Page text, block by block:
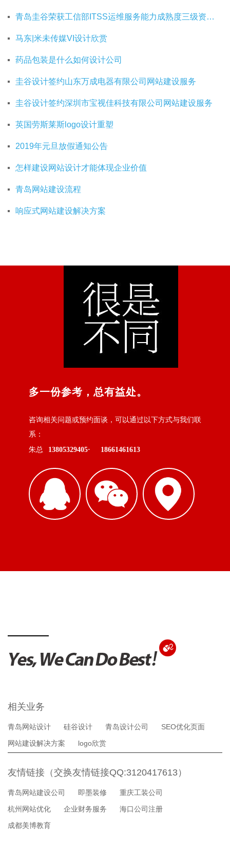
青岛圭谷荣获工信部ITSS运维服务能力成熟度三级资质证书
马东|米未传媒VI设计欣赏
药品包装是什么如何设计公司
圭谷设计签约山东万成电器有限公司网站建设服务
圭谷设计签约深圳市宝视佳科技有限公司网站建设服务
英国劳斯莱斯logo设计重塑
2019年元旦放假通知公告
怎样建设网站设计才能体现企业价值
青岛网站建设流程
响应式网站建设解决方案
多一份参考，总有益处。
咨询相关问题或预约面谈，可以通过以下方式与我们联
系：
朱总
13805329405· 18661461613
相关业务
青岛网站设计 硅谷设计 青岛设计公司
SEO优化页面
网站建设解决方案
logo欣赏
友情链接（交换友情链接QQ:3120417613）
青岛网站建设公司 即墨装修
重庆工装公司
杭州网站优化
企业财务服务
海口公司注册
成都美博教育